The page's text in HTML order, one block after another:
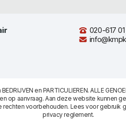
020-617
en PARTICULIEREN. ALLE
op aanvraag. Aan deze website kunnen
rechten voorbehouden. Lees voor gebruik
privacy reglement.